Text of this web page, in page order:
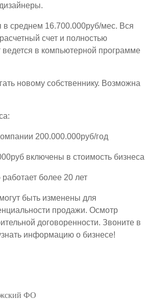
в среднем 16.700.000руб/мес. Вся
счет и полностью
ведется в компьютерной программе
новому собственнику. Возможна
200.000.000руб/год
включены в стоимость бизнеса
более 20 лет
быть изменены для
продажи. Осмотр
договоренности. Звоните в
информацию о бизнесе!
ФО